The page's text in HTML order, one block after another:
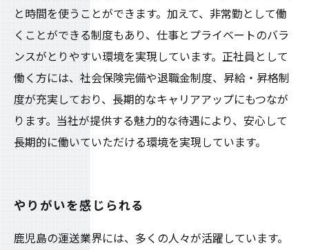
と時間を使うことができます。加えて、非常勤として働
くことができる制度もあり、仕事とプライベートのバラ
ンスがとりやすい環境を実現しています。正社員として
働く方には、社会保険完備や退職金制度、昇給・昇格制
度が充実しており、長期的なキャリアアップにもつなが
ります。当社が提供する魅力的な待遇により、安心して
長期的に働いていただける環境を実現しています。
やりがいを感じられる
鹿児島の運送業界には、多くの人々が活躍しています。